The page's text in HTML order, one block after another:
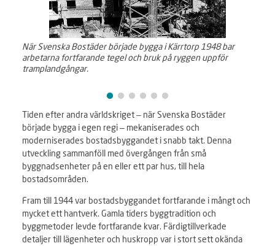
När Svenska Bostäder började bygga i Kärrtorp 1948 bar
arbetarna fortfarande tegel och bruk på ryggen uppför
tramplandgångar.
Tiden efter andra världskriget – när Svenska Bostäder
började bygga i egen regi – mekaniserades och
moderniserades bostadsbyggandet i snabb takt. Denna
utveckling sammanföll med övergången från små
byggnadsenheter på en eller ett par hus, till hela
bostadsområden.
Fram till 1944 var bostadsbyggandet fortfarande i mångt och
mycket ett hantverk. Gamla tiders byggtradition och
byggmetoder levde fortfarande kvar. Färdigtillverkade
detaljer till lägenheter och huskropp var i stort sett okända